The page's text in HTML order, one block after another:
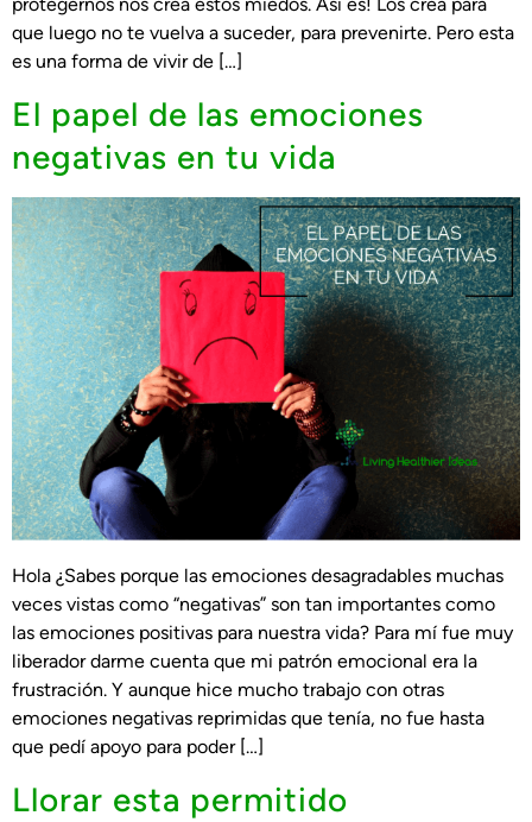
que luego no te vuelva a suceder, para prevenirte. Pero esta
es una forma de vivir de […]
El papel de las emociones
negativas en tu vida
Hola ¿Sabes porque las emociones desagradables muchas
veces vistas como “negativas” son tan importantes como
las emociones positivas para nuestra vida? Para mí fue muy
liberador darme cuenta que mi patrón emocional era la
frustración. Y aunque hice mucho trabajo con otras
emociones negativas reprimidas que tenía, no fue hasta
que pedí apoyo para poder […]
Llorar esta permitido